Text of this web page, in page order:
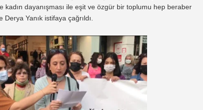
kadın dayanışması ile eşit ve özgür bir toplumu hep beraber
Yanık istifaya çağrıldı.